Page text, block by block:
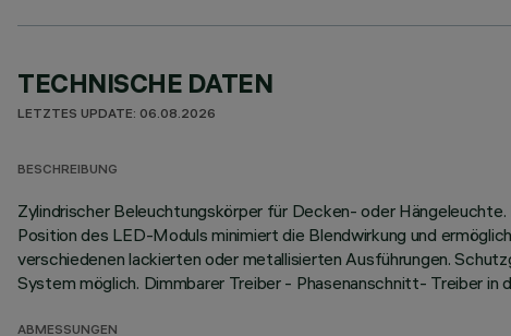
TECHNISCHE DATEN
LETZTES UPDATE: 06.08.2026
BESCHREIBUNG
Zylindrischer Beleuchtungskörper für Decken- oder
Position des LED-Moduls minimiert die Blendwirkung und
verschiedenen lackierten oder metallisierten Ausführungen.
System möglich. Dimmbarer Treiber - Phasenanschnitt- Treiber in
ABMESSUNGEN